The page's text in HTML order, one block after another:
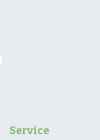
Service